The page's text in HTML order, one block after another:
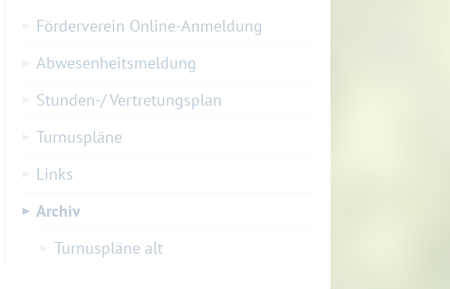
Förderverein Online-Anmeldung
Abwesenheitsmeldung
Stunden-/ Vertretungsplan
Turnuspläne
Links
Archiv
Turnuspläne alt